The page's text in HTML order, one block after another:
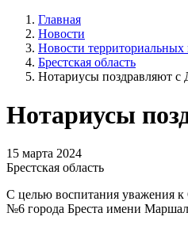
Главная
Новости
Новости территориальных
Брестская область
Нотариусы поздравляют с
Нотариусы
15 марта 2024
Брестская область
С целью воспитания уважения к
№6 города Бреста имени